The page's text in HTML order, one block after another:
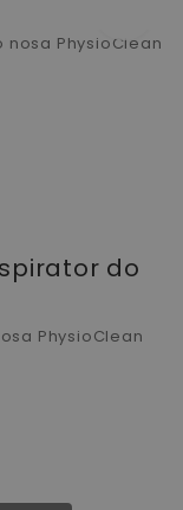
do
PhysioClean